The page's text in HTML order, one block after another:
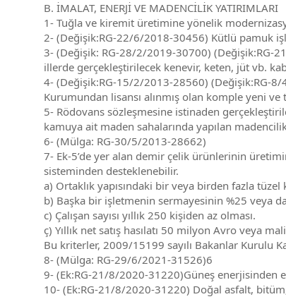
B. İMALAT, ENERJİ VE MADENCİLİK YATIRIMLARI
1- Tuğla ve kiremit üretimine yönelik
2- (Değişik:RG-22/6/2018-30456) Kütlü pamuk
3- (Değişik: RG-28/2/2019-30700) (Değişik:RG-
illerde gerçekleştirilecek kenevir, keten, jüt vb.
4- (Değişik:RG-15/2/2013-28560) (Değişik:RG-
Kurumundan lisansı alınmış olan komple yeni
5- Rödovans sözleşmesine istinaden
kamuya ait maden sahalarında yapılan
6- (Mülga: RG-30/5/2013-28662)
7- Ek-5’de yer alan demir çelik ürünlerinin
sisteminden desteklenebilir.
a) Ortaklık yapısındaki bir veya birden fazla
b) Başka bir işletmenin sermayesinin %25 veya
c) Çalışan sayısı yıllık 250 kişiden az olması.
ç) Yıllık net satış hasılatı 50 milyon Avro veya
Bu kriterler, 2009/15199 sayılı Bakanlar Kurulu
8- (Mülga: RG-29/6/2021-31526)6
9- (Ek:RG-21/8/2020-31220)Güneş enerjisinden
10- (Ek:RG-21/8/2020-31220) Doğal asfalt,